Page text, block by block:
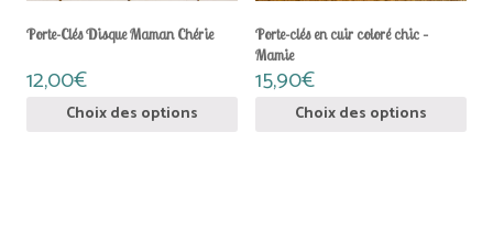
Porte-Clés Disque Maman Chérie
12,00€
Choix des options
sur
la
du
produit
Porte-clés en cuir coloré chic –
Mamie
15,90€
Choix des options
sur
la
page
du
produit